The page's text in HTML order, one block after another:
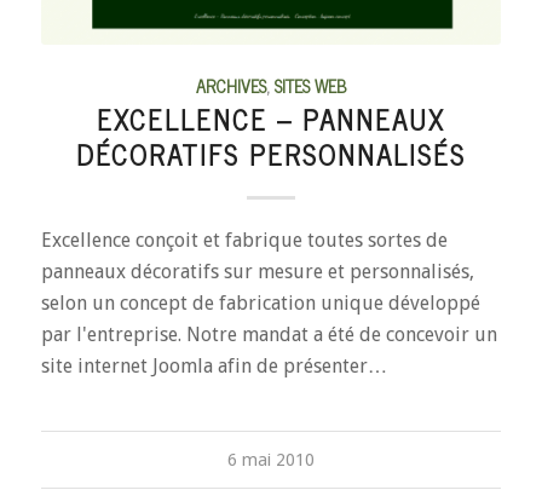
ARCHIVES,SITES WEB
EXCELLENCE – PANNEAUX
DÉCORATIFS PERSONNALISÉS
Excellence conçoit et fabrique toutes sortes de
panneaux décoratifs sur mesure et personnalisés,
selon un concept de fabrication unique développé
par l'entreprise. Notre mandat a été de concevoir un
site internet Joomla afin de présenter…
6 mai 2010